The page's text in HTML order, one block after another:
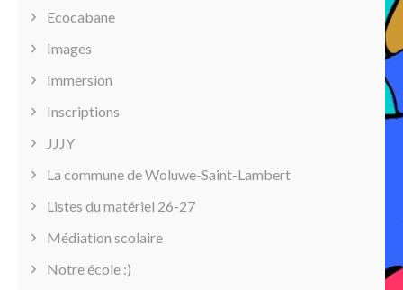
Ecocabane
Images
Immersion
Inscriptions
JJJY
La commune de Woluwe-Saint-Lambert
Listes du matériel 26-27
Médiation scolaire
Notre école :)